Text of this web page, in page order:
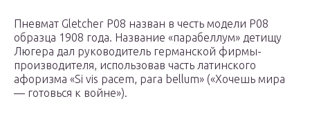
Пневмат Gletcher Р08 назван в честь модели P08
образца 1908 года. Название «парабеллум» детищу
Люгера дал руководитель германской фирмы-
производителя, использовав часть латинского
афоризма «Si vis pacem, para bellum» («Хочешь мира
— готовься к войне»).